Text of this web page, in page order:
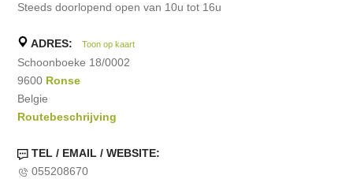
Steeds doorlopend open van 10u tot 16u
ADRES: Toon op kaart
Schoonboeke 18/0002
9600 Ronse
Belgie
Routebeschrijving
TEL / EMAIL / WEBSITE:
055208670